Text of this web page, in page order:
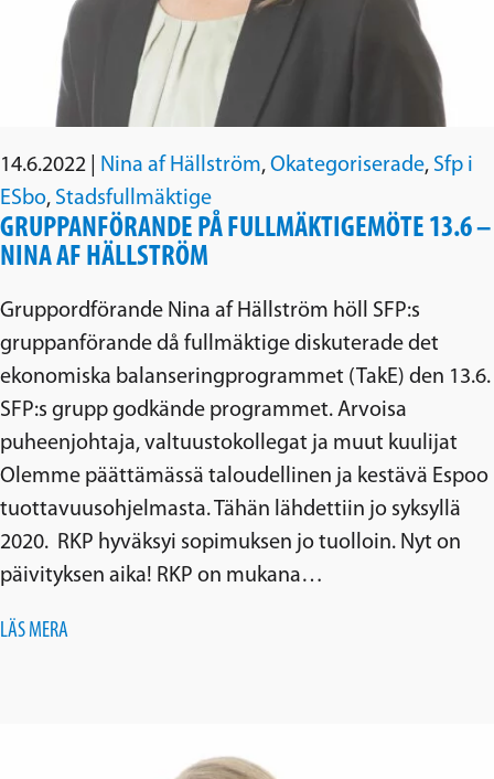
14.6.2022 Nina af Hällström, Okategoriserade, Sfp i
ESbo, Stadsfullmäktige
GRUPPANFÖRANDE PÅ FULLMÄKTIGEMÖTE 13.6 –
NINA AF HÄLLSTRÖM
Gruppordförande Nina af Hällström höll SFP:s
gruppanförande då fullmäktige diskuterade det
ekonomiska balanseringprogrammet (TakE) den 13.6.
SFP:s grupp godkände programmet. Arvoisa
puheenjohtaja, valtuustokollegat ja muut kuulijat
Olemme päättämässä taloudellinen ja kestävä Espoo
tuottavuusohjelmasta. Tähän lähdettiin jo syksyllä
2020. RKP hyväksyi sopimuksen jo tuolloin. Nyt on
päivityksen aika! RKP on mukana…
LÄS MERA